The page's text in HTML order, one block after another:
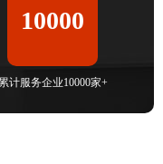
10000
累计服务企业10000家+